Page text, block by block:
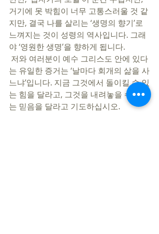
거기에 못 박힘이 너무 고통스러울 것 같
지만, 결국 나를 살리는 ‘생명의 향기’로
느껴지는 것이 성령의 역사입니다. 그래
야 ‘영원한 생명’을 향하게 됩니다.
는 유일한 증거는 ‘날마다 회개의 삶을 사
느냐’입니다. 지금 그것에서 돌이킬 수 있
는 힘을 달라고, 그것을 내려놓을 수 있
는 믿음을 달라고 기도하십시오.